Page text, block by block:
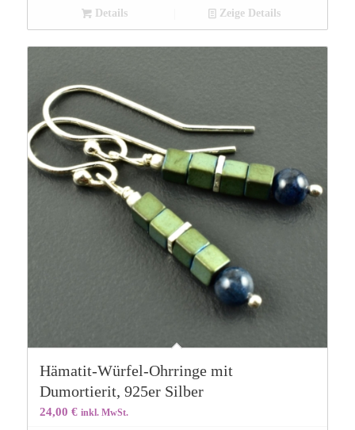
Details Zeige Details
Hämatit-Würfel-Ohrringe mit
Dumortierit, 925er Silber
24,00 € inkl. MwSt.